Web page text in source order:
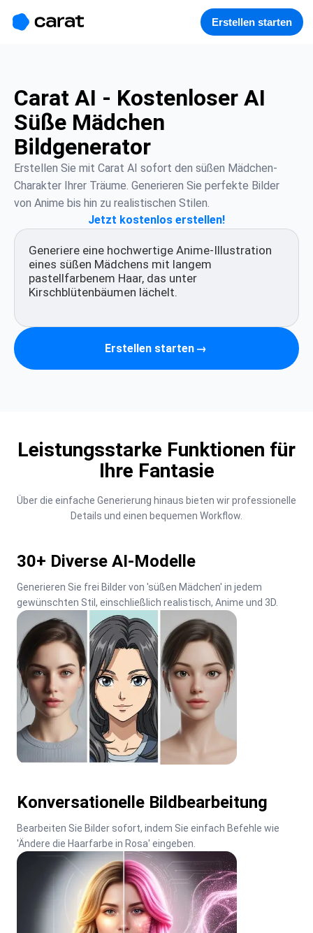
Erstellen starten
Carat AI - Kostenloser AI
Süße Mädchen
Bildgenerator
Erstellen Sie mit Carat AI sofort den süßen Mädchen-
Charakter Ihrer Träume. Generieren Sie perfekte Bilder
von Anime bis hin zu realistischen Stilen.
Jetzt kostenlos erstellen!
Erstellen starten →
Leistungsstarke Funktionen für
Ihre Fantasie
Über die einfache Generierung hinaus bieten wir professionelle
Details und einen bequemen Workflow.
30+ Diverse AI-Modelle
Generieren Sie frei Bilder von 'süßen Mädchen' in jedem
gewünschten Stil, einschließlich realistisch, Anime und 3D.
Konversationelle Bildbearbeitung
Bearbeiten Sie Bilder sofort, indem Sie einfach Befehle wie
'Ändere die Haarfarbe in Rosa' eingeben.